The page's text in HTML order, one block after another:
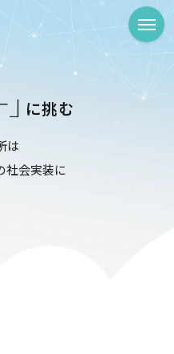
」
に挑む
は
社会実装に